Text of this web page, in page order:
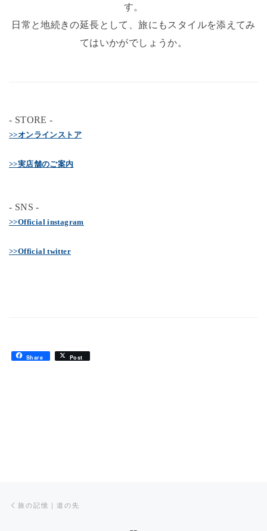
す。
日常と地続きの延長として、旅にもスタイルを添えてみ
てはいかがでしょうか。
- STORE -
>>オンラインストア
>>実店舗のご案内
- SNS -
>>Official instagram
>>Official twitter
Share Post
旅の記憶｜道の先